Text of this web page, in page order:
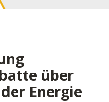
über
Energie